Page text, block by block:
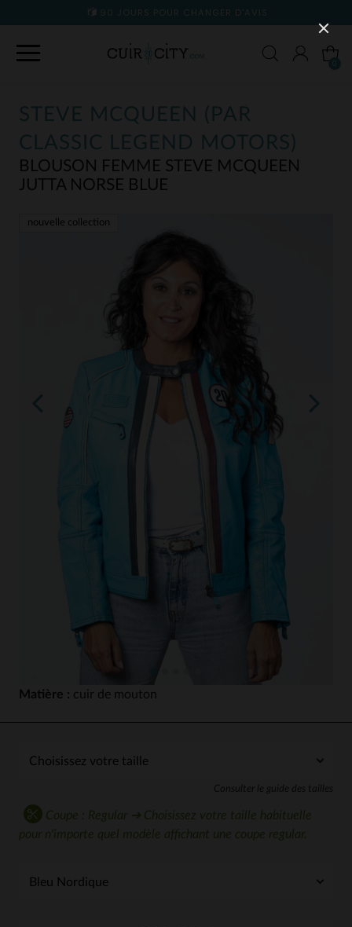
90 JOURS POUR CHANGER D'AVIS
STEVE MCQUEEN (PAR
CLASSIC LEGEND MOTORS)
BLOUSON FEMME STEVE MCQUEEN
JUTTA NORSE BLUE
nouvelle collection
Matière : cuir de mouton
Consulter le guide des tailles
Coupe : Regular ➔ Choisissez votre taille habituelle
pour n'importe quel modèle affichant une coupe regular.